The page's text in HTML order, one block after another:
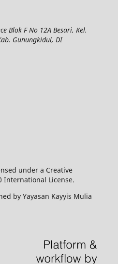
Blok F No 12A Besari, Kel.
Gunungkidul, DI
under a Creative
International License.
by Yayasan Kayyis Mulia